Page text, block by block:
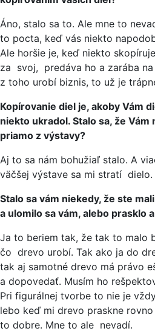
Áno, stalo sa to. Ale mne to
to pocta, keď vás niekto
Ale horšie je, keď niekto
za svoj, predáva ho a zarába
z toho urobí biznis, to už je
Kopírovanie diel je, akoby Vám
niekto ukradol. Stalo sa, že
priamo z výstavy?
Aj to sa nám bohužiaľ stalo. A
väčšej výstave sa mi stratí dielo.
Stalo sa vám niekedy, že ste
a ulomilo sa vám, alebo prasklo
Ja to beriem tak, že tak to malo
čo drevo urobí. Tak ako ja do
tak aj samotné drevo má právo
a dopovedať. Musím ho
Pri figurálnej tvorbe to nie je
lebo keď mi drevo praskne
to dobre. Mne to ale nevadí.